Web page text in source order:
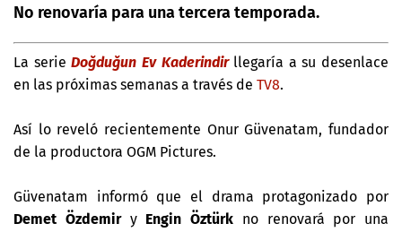
No renovaría para una tercera temporada.
La serieDoğduğun Ev Kaderindirllegaría a su desenlace
en las próximas semanas a través de TV8.
Así lo reveló recientemente Onur Güvenatam, fundador
de la productora OGM Pictures.
Güvenatam informó que el drama protagonizado por
Demet Özdemiry Engin Öztürk no renovará por una